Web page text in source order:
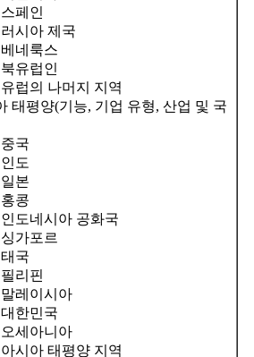
스페인
러시아 제국
베네룩스
북유럽인
유럽의 나머지 지역
태평양(기능, 기업 유형, 산업 및 국
중국
인도
일본
홍콩
인도네시아 공화국
싱가포르
태국
필리핀
말레이시아
대한민국
오세아니아
아시아 태평양 지역